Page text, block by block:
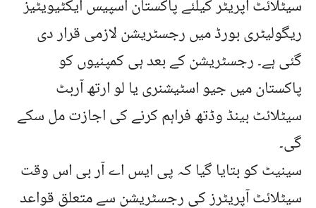
سیٹلائٹ آپریٹر کیلئے پاکستان اسپیس ایکٹیویٹیز
ریگولیٹری بورڈ میں رجسٹریشن لازمی قرار دی
گئی ہے۔ رجسٹریشن کے بعد ہی کمپنیوں کو
پاکستان میں جیو اسٹیشنری یا لو ارتھ آربٹ
سیٹلائٹ بینڈ وڈتھ فراہم کرنے کی اجازت مل سکے
گی۔
سینیٹ کو بتایا گیا کہ پی ایس اے آر بی اس وقت
سیٹلائٹ آپریٹرز کی رجسٹریشن سے متعلق قواعد